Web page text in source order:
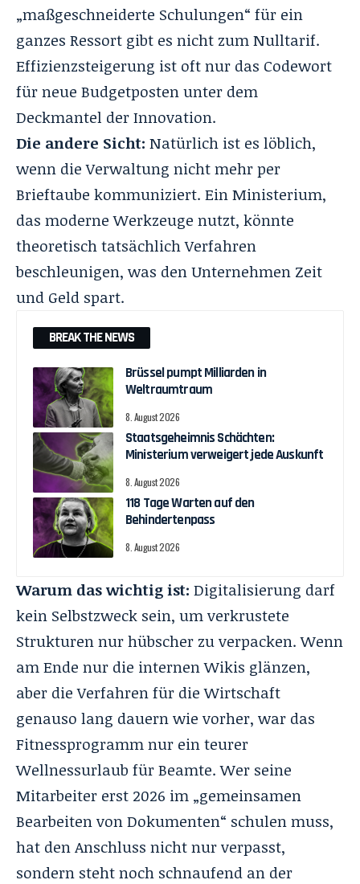
„maßgeschneiderte Schulungen“ für ein
ganzes Ressort gibt es nicht zum Nulltarif.
Effizienzsteigerung ist oft nur das Codewort
für neue Budgetposten unter dem
Deckmantel der Innovation.
Die andere Sicht: Natürlich ist es löblich,
wenn die Verwaltung nicht mehr per
Brieftaube kommuniziert. Ein Ministerium,
das moderne Werkzeuge nutzt, könnte
theoretisch tatsächlich Verfahren
beschleunigen, was den Unternehmen Zeit
und Geld spart.
BREAK THE NEWS
Brüssel pumpt Milliarden in
Weltraumtraum
8. August 2026
Staatsgeheimnis Schächten:
Ministerium verweigert jede Auskunft
8. August 2026
118 Tage Warten auf den
Behindertenpass
8. August 2026
Warum das wichtig ist: Digitalisierung darf
kein Selbstzweck sein, um verkrustete
Strukturen nur hübscher zu verpacken. Wenn
am Ende nur die internen Wikis glänzen,
aber die Verfahren für die Wirtschaft
genauso lang dauern wie vorher, war das
Fitnessprogramm nur ein teurer
Wellnessurlaub für Beamte. Wer seine
Mitarbeiter erst 2026 im „gemeinsamen
Bearbeiten von Dokumenten“ schulen muss,
hat den Anschluss nicht nur verpasst,
sondern steht noch schnaufend an der